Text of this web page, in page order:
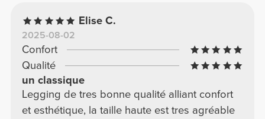
Elise C.
2025-08-02
Confort
Qualité
un classique
Legging de tres bonne qualité alliant confort
et esthétique, la taille haute est tres agréable